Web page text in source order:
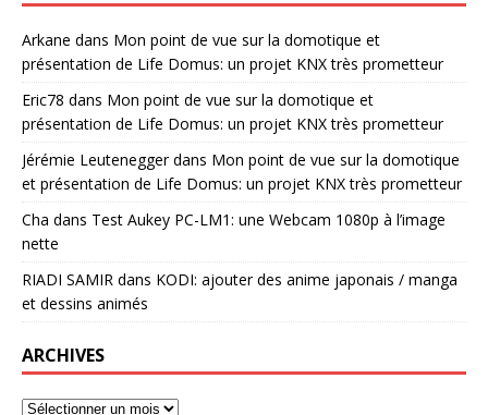
Arkane dans Mon point de vue sur la domotique et
présentation de Life Domus: un projet KNX très prometteur
Eric78 dans Mon point de vue sur la domotique et
présentation de Life Domus: un projet KNX très prometteur
Jérémie Leuteneggerdans Mon point de vue sur la domotique
et présentation de Life Domus: un projet KNX très prometteur
Cha dans Test Aukey PC-LM1: une Webcam 1080p à l’image
nette
RIADI SAMIR dans KODI: ajouter des anime japonais / manga
et dessins animés
ARCHIVES